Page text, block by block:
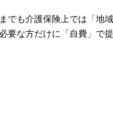
でも介護保険上では「地
要な方だけに「自費」で